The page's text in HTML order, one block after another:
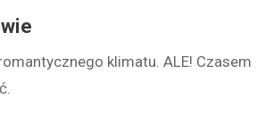
klimatu. ALE! Czasem